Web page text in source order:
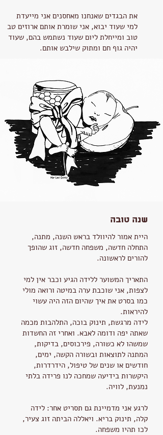
את הבגדים שאנחנו מאחסנים אני מייעדת
למי שעוד יבוא, אני שומרת אותם ארוזים טב
טוב ומייחלת ליום שעוד נשתמש בהם, שעוד
יהיה גוף חם ומתוק שילבש אותם.
שנה טובה
היית אמור להיוולד בראש השנה, מתנה,
התחלה חדשה, משפחה חדשה, זוג שהופך
להורים לראשונה.
התאריך המשוער ללידה הגיע וכבר אין למי
לצפות, אני שוכבת ערה במיטה ורואה מולי
כמו בסרט את איך שהיום הזה היה עשוי
להיראות.
לידה מרגשת, תינוק בוכה, התלהבות מכמה
שאתה יפה ודומה לאבא. ואחרי זה החשדות
שמשהו לא כשורה, פירכוסים, בדיקות,
המתנה לתוצאות ובשורה הקשה, ימים,
חודשים או שנים של טיפול, הידרדרות,
היקשרות בידיעה שמחכה לנו פרידה בלתי
נמנעת, לוויה.
לרגע אני מדמיינת גם תסריט אחר: לידה
קלה, תינוק בריא. ויאללה הביתה זוג צעיר,
לכו תהיו משפחה.